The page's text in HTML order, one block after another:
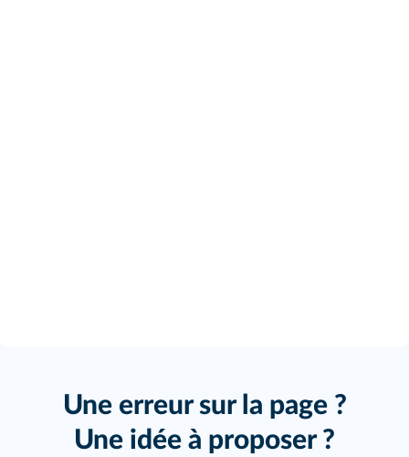
Une erreur sur la page ?
Une idée à proposer ?